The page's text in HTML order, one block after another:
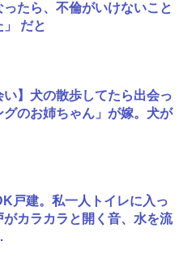
たら、不倫がいけないこと
」 だと
い】犬の散歩してたら出会っ
グのお姉ちゃん」が嫁。犬が
戸建。私一人トイレに入っ
がカラカラと開く音、水を流